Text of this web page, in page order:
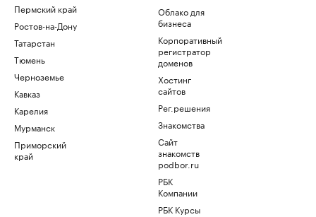
Пермский край
Ростов-на-Дону
Татарстан
Тюмень
Черноземье
Кавказ
Карелия
Мурманск
Приморский
край
Облако для
бизнеса
Корпоративный
регистратор
доменов
Хостинг
сайтов
Рег.решения
Знакомства
Сайт
знакомств
podbor.ru
РБК
Компании
РБК Курсы